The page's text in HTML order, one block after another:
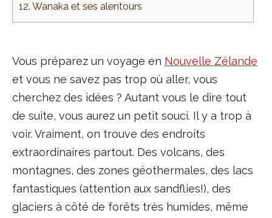
12. Wanaka et ses alentours
Vous préparez un voyage en Nouvelle Zélande
et vous ne savez pas trop où aller, vous
cherchez des idées ? Autant vous le dire tout
de suite, vous aurez un petit souci. Il y a trop à
voir. Vraiment, on trouve des endroits
extraordinaires partout. Des volcans, des
montagnes, des zones géothermales, des lacs
fantastiques (attention aux sandflies!), des
glaciers à côté de forêts très humides, même